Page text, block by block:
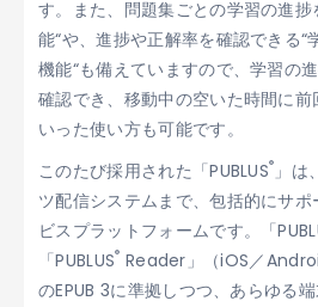
す。また、問題集ごとの学習の進捗
能“や、進捗や正解率を確認できる“
機能“も備えていますので、学習の
確認でき、移動中の空いた時間に前
いった使い方も可能です。
このたび採用された「PUBLUS®」は
ツ配信システムまで、包括的にサ
ビスプラットフォームです。「
「PUBLUS® Reader」（iOS／
のEPUB 3に準拠しつつ、あらゆる